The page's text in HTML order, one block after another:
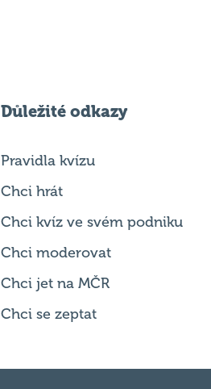
Pravidla kvízu
Chci kvíz ve svém podniku
Chci moderovat
Chci jet na MČR
Chci se zeptat